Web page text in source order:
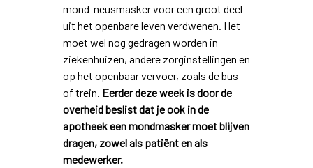
mond-neusmasker voor een groot deel
uit het openbare leven verdwenen. Het
moet wel nog gedragen worden in
ziekenhuizen, andere zorginstellingen en
op het openbaar vervoer, zoals de bus
of trein. Eerder deze week is door de
overheid beslist dat je ook in de
apotheek een mondmasker moet blijven
dragen, zowel als patiënt en als
medewerker.